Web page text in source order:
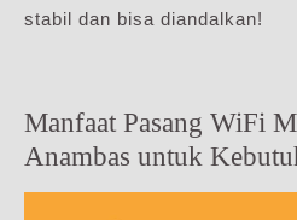
stabil dan bisa diandalkan!
Manfaat Pasang WiFi
Anambas untuk